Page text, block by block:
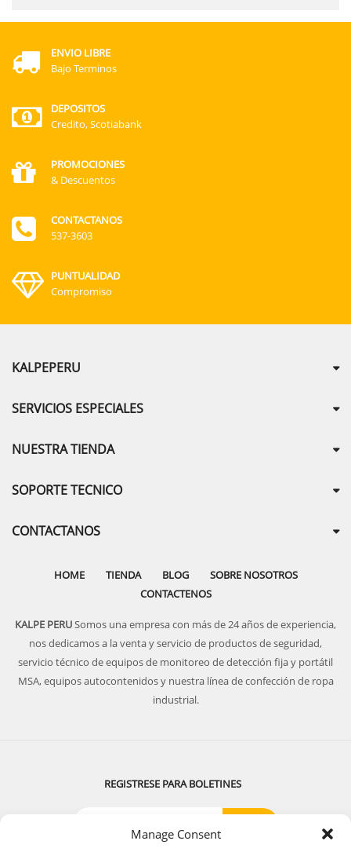
Manage Consent
ENVIO LIBRE
Bajo Terminos
DEPOSITOS
Credito, Scotiabank
PROMOCIONES
& Descuentos
CONTACTANOS
537-3603
PUNTUALIDAD
Compromiso
KALPEPERU
SERVICIOS ESPECIALES
NUESTRA TIENDA
SOPORTE TECNICO
CONTACTANOS
HOME TIENDA BLOG
SOBRE NOSOTROS
CONTACTENOS
KALPE PERUSomos una empresa con más de 24 años de experiencia,
nos dedicamos a la venta y servicio de productos de seguridad,
servicio técnico de equipos de monitoreo de detección fija y portátil
MSA, equipos autocontenidos y nuestra línea de confección de ropa
industrial.
REGISTRESE PARA BOLETINES